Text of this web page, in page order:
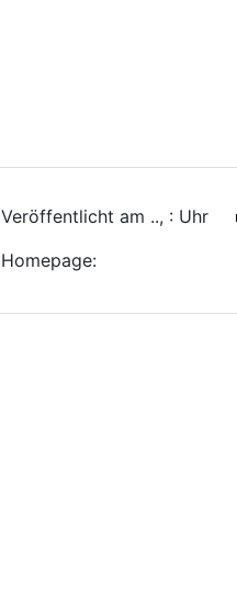
Veröffentlicht am .., : Uhr
Homepage: